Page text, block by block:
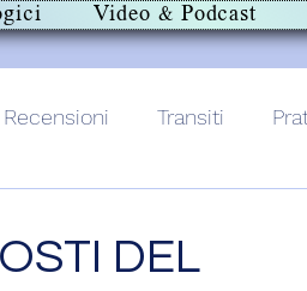
Video & Podcast
Recensioni Transiti
DEL